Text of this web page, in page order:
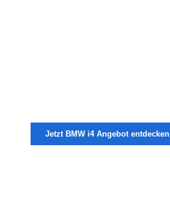
Jetzt BMW i4 Angebot entdecken